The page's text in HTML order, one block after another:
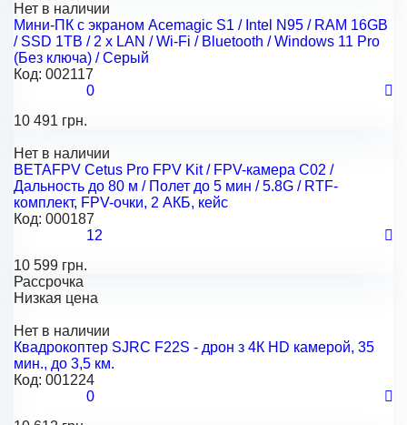
Нет в наличии
Мини-ПК с экраном Acemagic S1 / Intel N95 / RAM 16GB
/ SSD 1TB / 2 x LAN / Wi-Fi / Bluetooth / Windows 11 Pro
(Без ключа) / Серый
Код: 002117
0
10 491 грн.
Нет в наличии
BETAFPV Cetus Pro FPV Kit / FPV-камера C02 /
Дальность до 80 м / Полет до 5 мин / 5.8G / RTF-
комплект, FPV-очки, 2 АКБ, кейс
Код: 000187
12
10 599 грн.
Рассрочка
Низкая цена
Нет в наличии
Квадрокоптер SJRC F22S - дрон з 4К HD камерой, 35
мин., до 3,5 км.
Код: 001224
0